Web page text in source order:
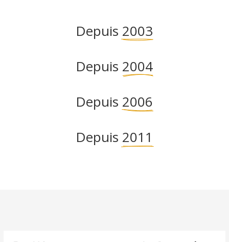
Depuis 2003
Depuis 2004
Depuis 2006
Depuis 2011